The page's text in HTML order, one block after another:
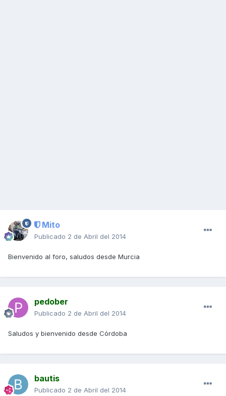
Mito
Publicado 2 de Abril del 2014
Bienvenido al foro, saludos desde Murcia
pedober
Publicado 2 de Abril del 2014
Saludos y bienvenido desde Córdoba
bautis
Publicado 2 de Abril del 2014